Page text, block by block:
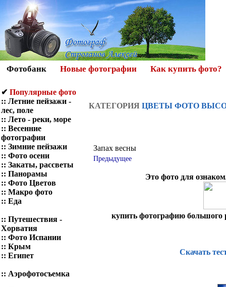
Фотобанк Новые фотографии Как купить фото?
✔ Популярные фото
:: Летние пейзажи -
лес, поле
:: Лето - реки, море
:: Весенние
фотографии
:: Зимние пейзажи
:: Фото осени
:: Закаты, рассветы
:: Панорамы
:: Фото Цветов
:: Макро фото
:: Еда
:: Путешествия -
Хорватия
:: Фото Испании
:: Крым
:: Египет
:: Аэрофотосъемка
КАТЕГОРИЯ ЦВЕТЫ ФОТО
Запах весны
Предыдущее
Это фото для
купить фотографию большого
Скачать